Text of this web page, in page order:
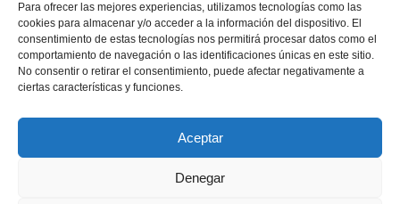
Para ofrecer las mejores experiencias, utilizamos tecnologías como las
cookies para almacenar y/o acceder a la información del dispositivo. El
consentimiento de estas tecnologías nos permitirá procesar datos como el
comportamiento de navegación o las identificaciones únicas en este sitio.
No consentir o retirar el consentimiento, puede afectar negativamente a
ciertas características y funciones.
Aceptar
Denegar
Ramsay 2251, CABA, Argentina
011 4781-0060
consultas@cristoforocolombo.org.ar